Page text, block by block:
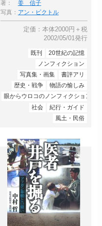
著：
姜 信子
写真： アン・ビクトル
定価：本体2000円＋税
2002/05/01発行
既刊
20世紀の記憶
ノンフィクション
写真集・画集
書評アリ
歴史・戦争
物語の愉しみ
眼からウロコのノンフィクション
社会
紀行・ガイド
風土・民俗